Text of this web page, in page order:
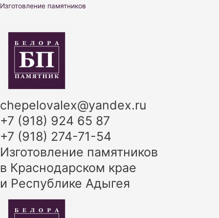
Перейти
Изготовление памятников
chepelovalex@yandex.ru
+7 (918) 924 65 87
+7 (918) 274-71-54
Изготовление памятников
в Краснодарском крае
и Республике Адыгея